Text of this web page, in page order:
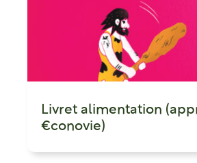
Livret alimentation
€conovie)